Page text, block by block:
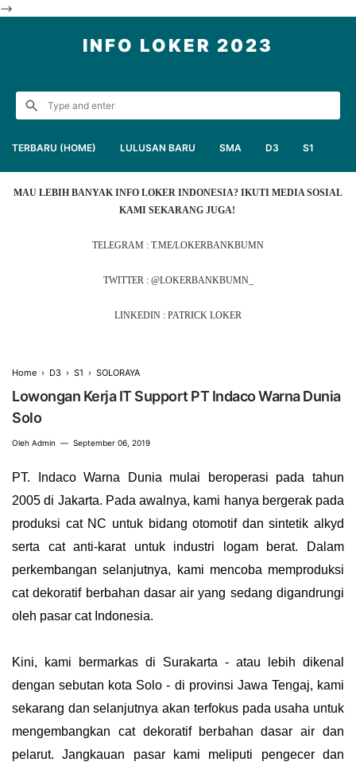
-->
INFO LOKER 2023
TERBARU (HOME) LULUSAN BARU SMA D3 S1
MAU LEBIH BANYAK INFO LOKER INDONESIA? IKUTI MEDIA SOSIAL
KAMI SEKARANG JUGA!
TELEGRAM : T.ME/LOKERBANKBUMN
TWITTER : @LOKERBANKBUMN_
LINKEDIN : PATRICK LOKER
Home › D3 › S1 › SOLORAYA
Lowongan Kerja IT Support PT Indaco Warna Dunia
Solo
Oleh Admin September 06, 2019
PT. Indaco Warna Dunia mulai beroperasi pada tahun
2005 di Jakarta. Pada awalnya, kami hanya bergerak pada
produksi cat NC untuk bidang otomotif dan sintetik alkyd
serta cat anti-karat untuk industri logam berat. Dalam
perkembangan selanjutnya, kami mencoba memproduksi
cat dekoratif berbahan dasar air yang sedang digandrungi
oleh pasar cat Indonesia.
Kini, kami bermarkas di Surakarta - atau lebih dikenal
dengan sebutan kota Solo - di provinsi Jawa Tengaj, kami
sekarang dan selanjutnya akan terfokus pada usaha untuk
mengembangkan cat dekoratif berbahan dasar air dan
pelarut. Jangkauan pasar kami meliputi pengecer dan